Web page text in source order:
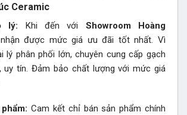
Ceramic
lý: Khi đến với Showroom Hoàng
được mức giá ưu đãi tốt nhất. Vì
lý phân phối lớn, chuyên cung cấp gạch
uy tín. Đảm bảo chất lượng với mức giá
Cam kết chỉ bán sản phẩm chính